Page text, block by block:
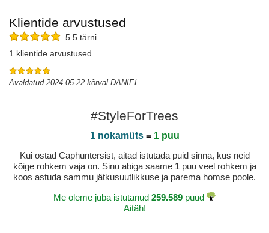
Klientide arvustused
5 5 tärni
1 klientide arvustused
Avaldatud 2024-05-22 kõrval DANIEL
#StyleForTrees
1 nokamüts= 1 puu
Kui ostad Caphuntersist, aitad istutada puid sinna, kus neid
kõige rohkem vaja on. Sinu abiga saame 1 puu veel rohkem ja
koos astuda sammu jätkusuutlikkuse ja parema homse poole.
Me oleme juba istutanud 259.589 puud
Aitäh!